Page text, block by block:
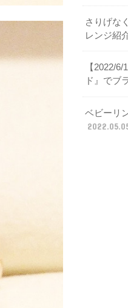
さりげな
レンジ紹
【2022/
ド』でブ
ベビーリ